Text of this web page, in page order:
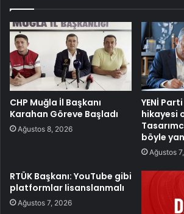
CHP Muğla İl Başkanı
Karahan Göreve Başladı
Ağustos 8, 2026
YENİ
hikayesi
böyle
Ağustos
RTÜK Başkanı: YouTube gibi
platformlar lisanslanmalı
Ağustos 7, 2026